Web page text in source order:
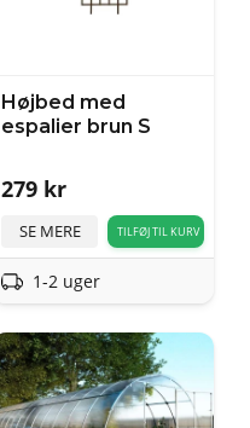
Højbed med
espalier brun S
279 kr
SE MERE TILFØJ TIL KURV
1-2 uger